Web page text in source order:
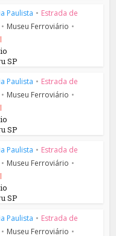
Paulista • Estrada de
• Museu Ferroviário •
SP
Paulista • Estrada de
• Museu Ferroviário •
SP
Paulista • Estrada de
• Museu Ferroviário •
SP
Paulista • Estrada de
• Museu Ferroviário •